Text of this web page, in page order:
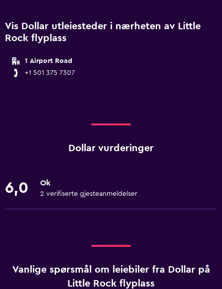
Vis Dollar utleiesteder i nærheten av Little
Rock flyplass
1 Airport Road
+1 501 375 7307
Dollar vurderinger
6,0 Ok
2 verifiserte gjesteanmeldelser
Vanlige spørsmål om leiebiler fra Dollar på
Little Rock flyplass